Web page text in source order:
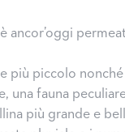
ancor’oggi
più piccolo
fauna
più grande e